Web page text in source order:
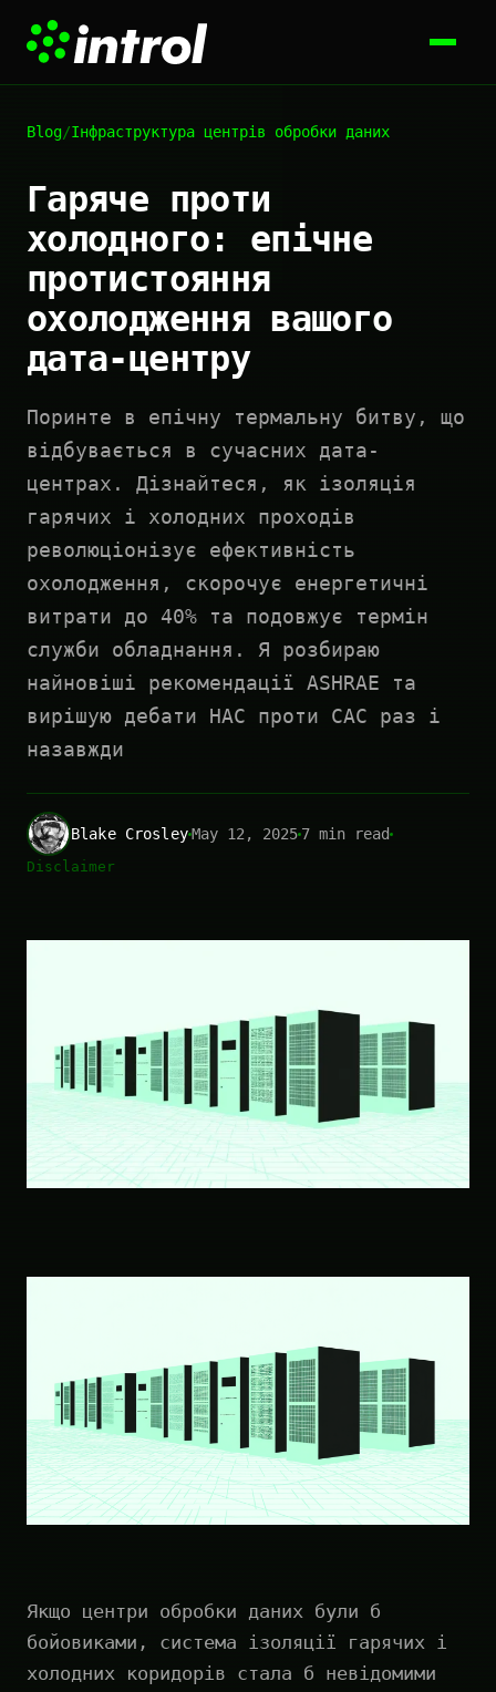
Blog/Інфраструктура центрів обробки даних
Гаряче проти
холодного: епічне
протистояння
охолодження вашого
дата-центру
Поринте в епічну термальну битву, що
відбувається в сучасних дата-
центрах. Дізнайтеся, як ізоляція
гарячих і холодних проходів
революціонізує ефективність
охолодження, скорочує енергетичні
витрати до 40% та подовжує термін
служби обладнання. Я розбираю
найновіші рекомендації ASHRAE та
вирішую дебати HAC проти CAC раз і
назавжди
Blake CrosleyMay 12, 20257 min read
Disclaimer
Якщо центри обробки даних були б
бойовиками, система ізоляції гарячих і
холодних коридорів стала б невідомими